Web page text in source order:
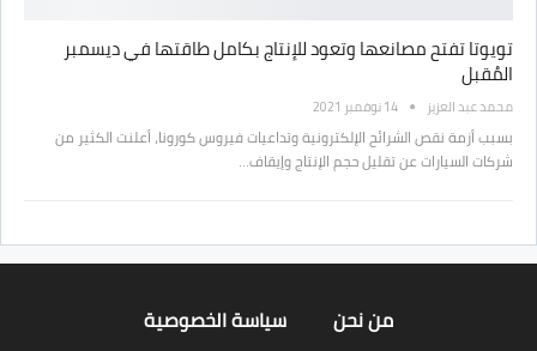
تويوتا تفتح مصانعها وتعود للإنتاج بكامل طاقتها في ديسمبر
المُقبل
محمد عبد العزيز 14 نوفمبر 2021
بسبب أزمة نقص الشرائح الإلكترونية وتداعيات فيروس كورونا، أعلنت الكثير من
شركات السيارات عن تقليل حجم الإنتاج وإيقاف…
من نحن سياسة الخصوصية